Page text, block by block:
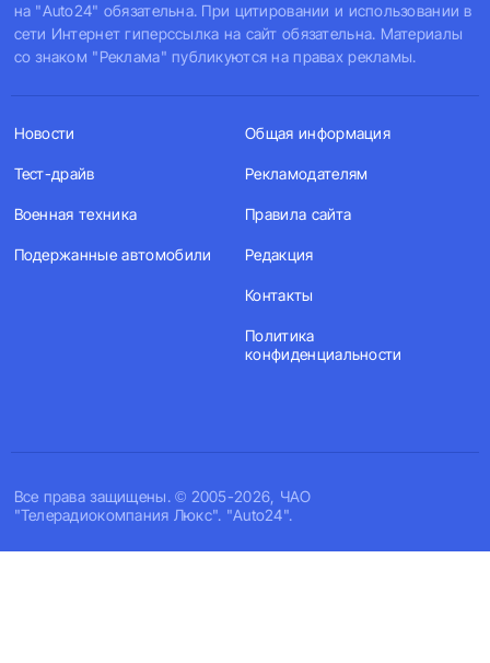
на "Auto24" обязательна. При цитировании и использовании в
сети Интернет гиперссылка на сайт обязательна. Материалы
со знаком "Реклама" публикуются на правах рекламы.
Все права защищены. © 2005-2026, ЧАО
"Телерадиокомпания Люкс". "Auto24".
Новости
Тест-драйв
Военная техника
Подержанные автомобили
Общая информация
Рекламодателям
Правила сайта
Редакция
Контакты
Политика
конфиденциальности